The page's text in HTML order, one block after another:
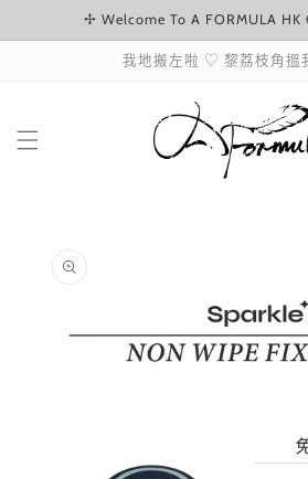
跳至內容✢ Welcome To A FORMULA
我地搬左啦 ♡ 黎荔枝角搵
資訊